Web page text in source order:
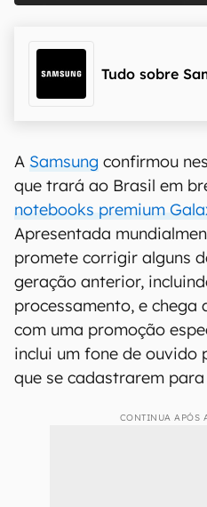
Tudo sobre
A Samsung confirmou
que trará ao Brasil em
notebooks premium
Apresentada
promete corrigir alguns
geração anterior,
processamento, e
com uma promoção
inclui um fone de ouvido
que se cadastrarem
CONTINUA APÓS